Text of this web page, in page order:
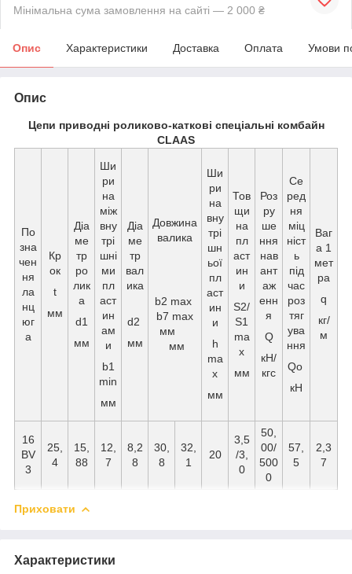
Мінімальна сума замовлення на сайті — 2 000 ₴
Опис Характеристики Доставка Оплата Умови
Опис
Цепи приводні роликово-каткові спеціальні комбайн
CLAAS
По
зна
чен
ня
ла
нц
юг
а
Кр
ок
t
мм
Діа
ме
тр
ро
лик
а
d1
мм
Ши
ри
на
між
вну
трі
шні
ми
пл
аст
ин
ам
и
b1
min
мм
Діа
ме
тр
вал
ика
d2
мм
Довжина
валика
b2 max
b7 max
мм
мм
Ши
ри
на
вну
трі
шн
ьої
пл
аст
ин
и
h
ma
x
мм
Тов
щи
на
пл
аст
ин
и
S2/
S1
ma
x
мм
Роз
ру
ше
ння
нав
ант
аж
енн
я
Q
кН/
кгс
Се
ред
ня
міц
ніст
ь
під
час
роз
тяг
ува
ння
Qo
кН
Ваг
а 1
мет
ра
q
кг/
м
16
BV
3
25,
4
15,
88
12,
7
8,2
8
30,
8
32,
1
20
3,5
/3,
0
50,
00/
500
0
57,
5
2,3
7
Приховати
Характеристики